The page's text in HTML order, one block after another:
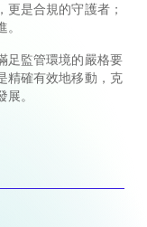
是合規的守護者；
足監管環境的嚴格要
精確有效地移動，克
。